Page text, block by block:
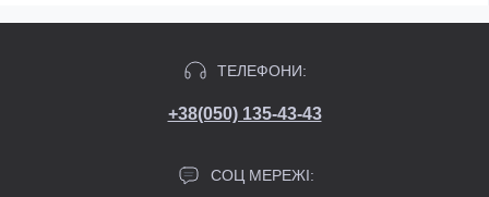
ТЕЛЕФОНИ:
+38(050) 135-43-43
СОЦ МЕРЕЖІ: